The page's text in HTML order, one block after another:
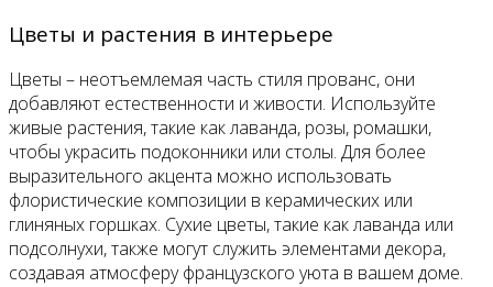
Цветы и растения в интерьере
Цветы – неотъемлемая часть стиля прованс, они
добавляют естественности и живости. Используйте
живые растения, такие как лаванда, розы, ромашки,
чтобы украсить подоконники или столы. Для более
выразительного акцента можно использовать
флористические композиции в керамических или
глиняных горшках. Сухие цветы, такие как лаванда или
подсолнухи, также могут служить элементами декора,
создавая атмосферу французского уюта в вашем доме.